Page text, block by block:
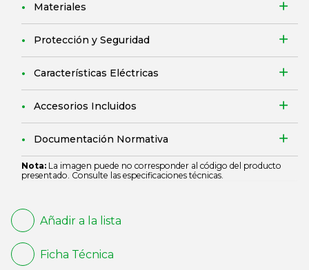
Materiales
Protección y Seguridad
Características Eléctricas
Accesorios Incluidos
Documentación Normativa
Nota: La imagen puede no corresponder al código del producto
presentado. Consulte las especificaciones técnicas.
Añadir a la lista
Ficha Técnica